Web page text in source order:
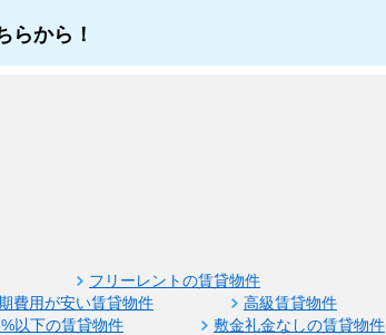
らから！
フリーレントの賃貸物件
費用が安い賃貸物件
高級賃貸物件
以下の賃貸物件 敷金礼金なしの賃貸物件